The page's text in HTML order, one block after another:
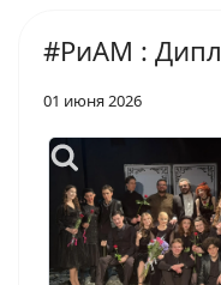
#РиАМ :
01 июня 2026